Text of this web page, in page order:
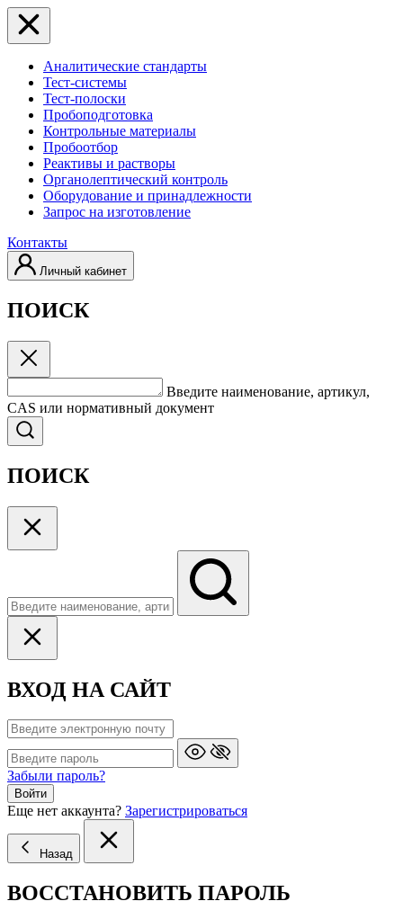
Аналитические стандарты
Тест-системы
Тест-полоски
Пробоподготовка
Контрольные материалы
Пробоотбор
Реактивы и растворы
Органолептический контроль
Оборудование и принадлежности
Запрос на изготовление
Контакты
Личный кабинет
ПОИСК
Введите наименование, артикул,
CAS или нормативный документ
ПОИСК
ВХОД НА САЙТ
Забыли пароль?
Войти
Еще нет аккаунта? Зарегистрироваться
Назад
ВОССТАНОВИТЬ ПАРОЛЬ